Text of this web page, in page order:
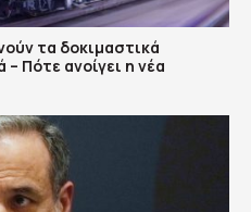
τα δοκιμαστικά
Πότε ανοίγει η νέα